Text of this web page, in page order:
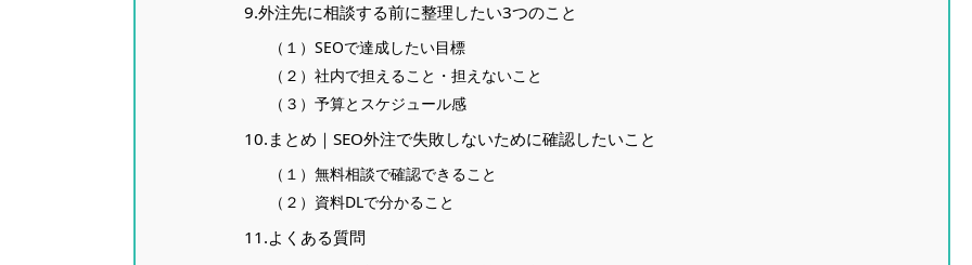
9.外注先に相談する前に整理したい3つのこと
（１）SEOで達成したい目標
（２）社内で担えること・担えないこと
（３）予算とスケジュール感
10.まとめ｜SEO外注で失敗しないために確認したいこと
（１）無料相談で確認できること
（２）資料DLで分かること
11.よくある質問